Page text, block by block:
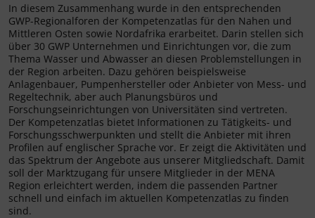
In diesem Zusammenhang wurde in den entsprechenden
GWP-Regionalforen der Kompetenzatlas für den Nahen und
Mittleren Osten sowie Nordafrika erarbeitet. Darin stellen sich
über 30 GWP Unternehmen und Einrichtungen vor, die zum
Thema Wasser und Abwasser an diesen Problemstellungen in
der Region arbeiten. Dazu gehören beispielsweise
Anlagenbauer, Pumpenhersteller oder Anbieter von Mess- und
Regeltechnik, aber auch Planungsbüros und
Forschungseinrichtungen von Universitäten sind vertreten.
Der Kompetenzatlas bietet Informationen zu Tätigkeits- und
Forschungsschwerpunkten und stellt die Anbieter mit ihren
Profilen auf englischer Sprache vor. Er zeigt die Aktivitäten und
das Spektrum der Angebote aus unserer Mitgliedschaft. Damit
soll der Marktzugang für unsere Mitglieder in der MENA
Region erleichtert werden, indem die passenden Partner
schnell und einfach im aktuellen Kompetenzatlas zu finden
sind.